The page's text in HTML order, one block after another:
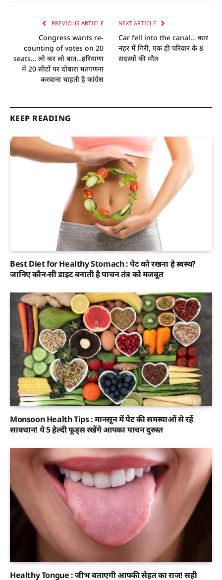
PREVIOUS ARTICLE
Congress wants re-
counting of votes on 20
seats… लो कर लो बात…हरियाणा
में 20 सीटों पर दोबारा मतगणना
करवाना चाहती है कांग्रेस
NEXT ARTICLE
Car fell into the canal… कार
नहर में गिरी, एक ही परिवार के 8
सदस्यों की माैत
KEEP READING
Best Diet for Healthy Stomach : पेट को रखना है स्वस्थ?
जानिए कौन-सी डाइट बनाती है पाचन तंत्र को मजबूत
Monsoon Health Tips : मानसून में पेट की समस्याओं से रहें
सावधान! ये 5 हेल्दी फूड्स रखेंगे आपका पाचन दुरुस्त
Healthy Tongue : जीभ बताएगी आपकी सेहत का राज! सही